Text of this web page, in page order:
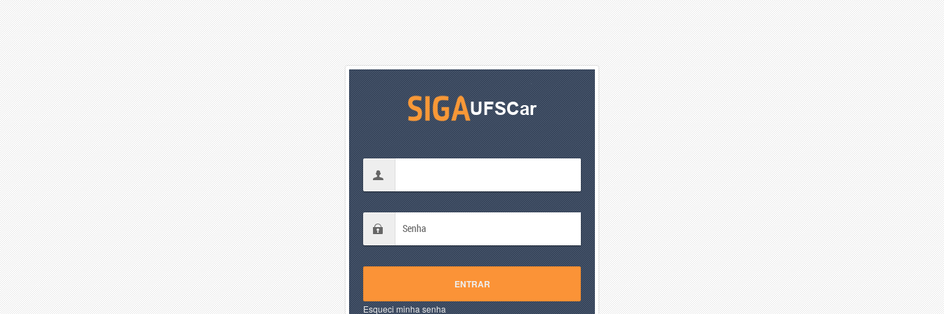
Esqueci minha senha